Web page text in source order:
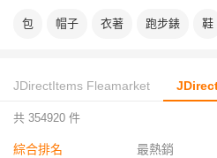
包 帽子 衣著 跑步錶 鞋
JDirectItems Fleamarket
共 354920 件
綜合排名 最熱銷